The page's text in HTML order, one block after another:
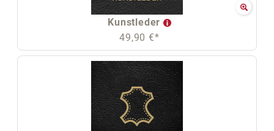
Kunstleder
49,90 €*